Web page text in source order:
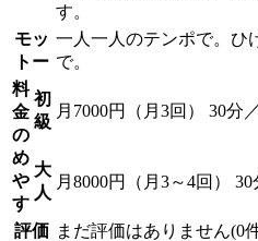
す。
モッ
トー
一人一人のテンポで。ひ
で。
料
金
の
め
や
す
初
級
月7000円（月3回） 30分
大
人
月8000円（月3～4回）
評価 まだ評価はありません(0